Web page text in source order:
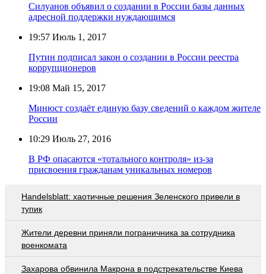
Силуанов объявил о создании в России базы данных
адресной поддержки нуждающимся
19:57 Июль 1, 2017
Путин подписал закон о создании в России реестра
коррупционеров
19:08 Май 15, 2017
Минюст создаёт единую базу сведений о каждом жителе
России
10:29 Июль 27, 2016
В РФ опасаются «тотального контроля» из-за
присвоения гражданам уникальных номеров
Handelsblatt: хаотичные решения Зеленского привели в
тупик
Жители деревни приняли пограничника за сотрудника
военкомата
Захарова обвинила Макрона в подстрекательстве Киева